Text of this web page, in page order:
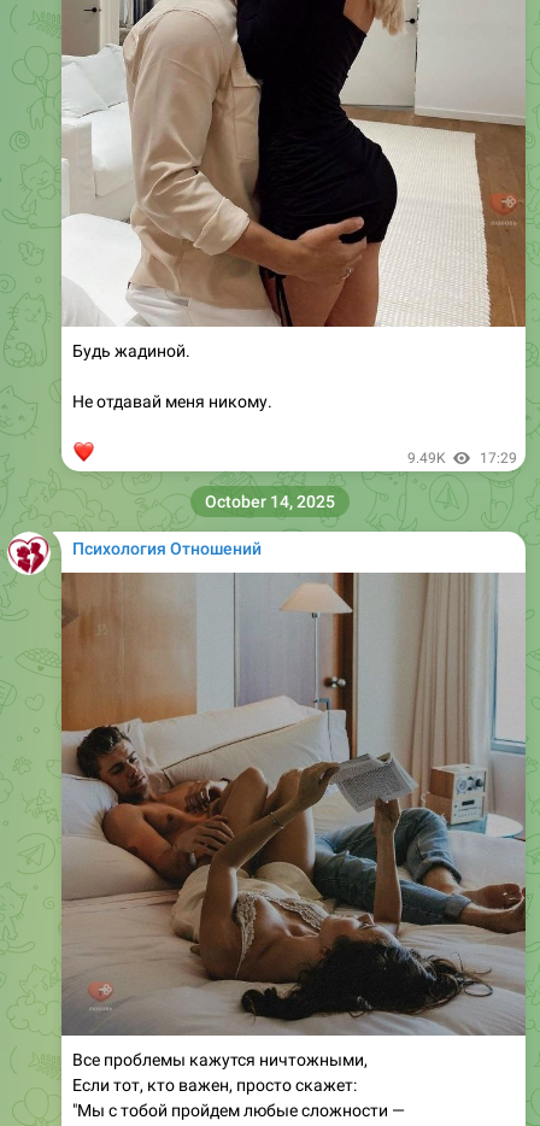
Будь жадиной.
Не отдавай меня никому.
9.49K 17:29
Психология Отношений
Все проблемы кажутся ничтожными,
Если тот, кто важен, просто скажет:
"Мы с тобой пройдем любые сложности —
October 14, 2025